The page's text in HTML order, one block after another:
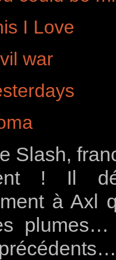
I Love
war
Slash,
! Il
à Axl